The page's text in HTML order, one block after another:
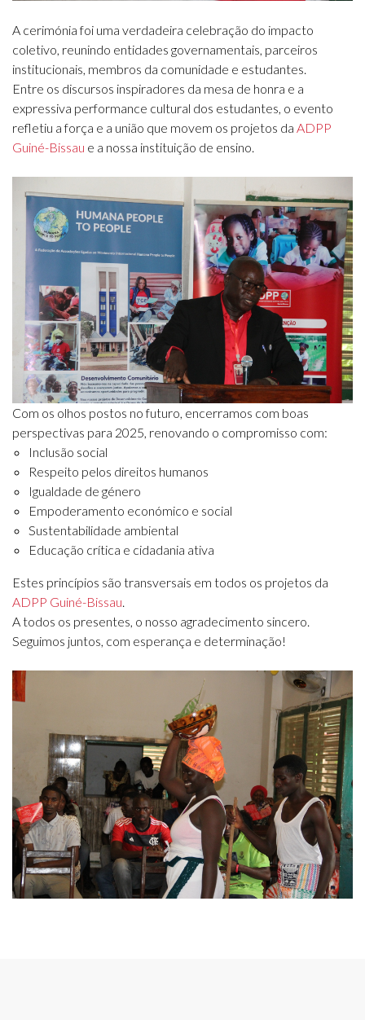
A cerimónia foi uma verdadeira celebração do impacto
coletivo, reunindo entidades governamentais, parceiros
institucionais, membros da comunidade e estudantes.
Entre os discursos inspiradores da mesa de honra e a
expressiva performance cultural dos estudantes, o evento
refletiu a força e a união que movem os projetos da ADPP
Guiné-Bissau e a nossa instituição de ensino.
Com os olhos postos no futuro, encerramos com boas
perspectivas para 2025, renovando o compromisso com:
Inclusão social
Respeito pelos direitos humanos
Igualdade de género
Empoderamento económico e social
Sustentabilidade ambiental
Educação crítica e cidadania ativa
Estes princípios são transversais em todos os projetos da
ADPP Guiné-Bissau.
A todos os presentes, o nosso agradecimento sincero.
Seguimos juntos, com esperança e determinação!